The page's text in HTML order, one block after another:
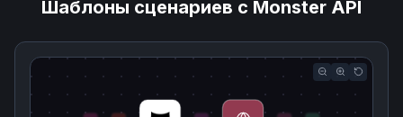
Шаблоны сценариев с Monster API